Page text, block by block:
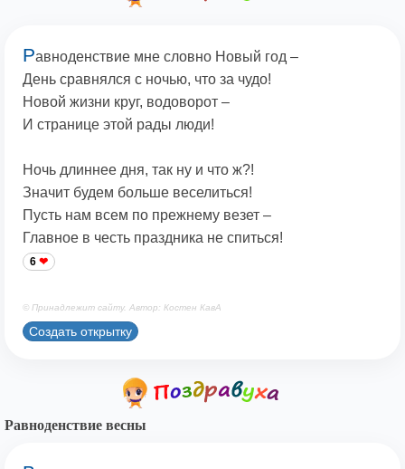
Равноденствие мне словно Новый год –
День сравнялся с ночью, что за чудо!
Новой жизни круг, водоворот –
И странице этой рады люди!
Ночь длиннее дня, так ну и что ж?!
Значит будем больше веселиться!
Пусть нам всем по прежнему везет –
Главное в честь праздника не спиться!
6
© Принадлежит сайту. Автор: Костен КавА
Создать открытку
Равноденствие весны